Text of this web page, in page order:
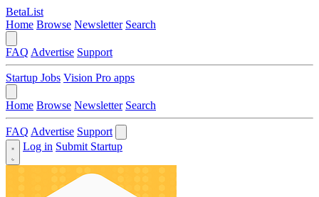
BetaList
Home Browse Newsletter Search
FAQ Advertise Support
Startup Jobs Vision Pro apps
Home Browse Newsletter Search
FAQ Advertise Support
Log in Submit Startup